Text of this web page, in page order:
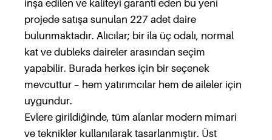
inşa edilen ve kaliteyi garanti eden bu yeni
projede satışa sunulan 227 adet daire
bulunmaktadır. Alıcılar; bir ila üç odalı, normal
kat ve dubleks daireler arasından seçim
yapabilir. Burada herkes için bir seçenek
mevcuttur – hem yatırımcılar hem de aileler için
uygundur.
Evlere girildiğinde, tüm alanlar modern mimari
ve teknikler kullanılarak tasarlanmıştır. Üst